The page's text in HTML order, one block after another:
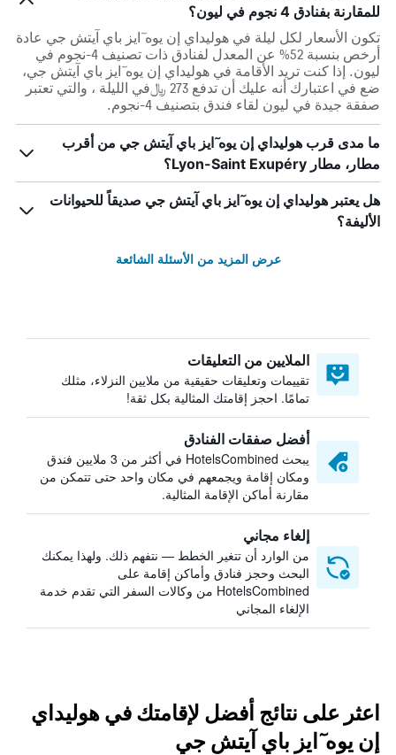
للمقارنة بفنادق 4 نجوم في ليون؟
تكون الأسعار لكل ليلة في هوليداي إن يوه ٓايز باي آيتش جي عادة
أرخص بنسبة 52% عن المعدل لفنادق ذات تصنيف 4-نجوم في
ليون. إذا كنت تريد الأقامة في هوليداي إن يوه ٓايز باي آيتش جي،
ضع في اعتبارك أنه عليك أن تدفع 273 ﷼في الليلة ، والتي تعتبر
صفقة جيدة في ليون لقاء فندق بتصنيف 4-نجوم.
ما مدى قرب هوليداي إن يوه ٓايز باي آيتش جي من أقرب
مطار، مطار Lyon-Saint Exupéry؟
هل يعتبر هوليداي إن يوه ٓايز باي آيتش جي صديقاً للحيوانات
الأليفة؟
عرض المزيد من الأسئلة الشائعة
الملايين من التعليقات
تقييمات وتعليقات حقيقية من ملايين النزلاء، مثلك
تمامًا. احجز إقامتك المثالية بكل ثقة!
أفضل صفقات الفنادق
يبحث HotelsCombined في أكثر من 3 ملايين فندق
ومكان إقامة ويجمعهم في مكان واحد حتى تتمكن من
مقارنة أماكن الإقامة المثالية.
إلغاء مجاني
من الوارد أن تتغير الخطط — نتفهم ذلك. ولهذا يمكنك
البحث وحجز فنادق وأماكن إقامة على
HotelsCombined من وكالات السفر التي تقدم خدمة
الإلغاء المجاني
اعثر على نتائج أفضل لإقامتك في هوليداي
إن يوه ٓايز باي آيتش جي